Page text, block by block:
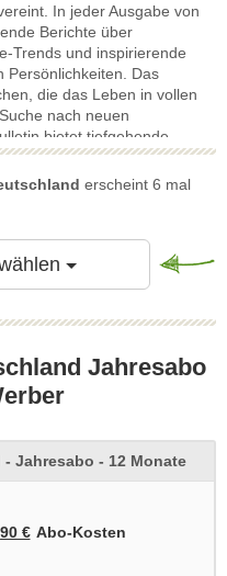
In jeder Ausgabe von
Berichte über
Trends und inspirierende
Persönlichkeiten. Das
die das Leben in vollen
nach neuen
bietet tiefgehende
des Reisens und der
Reportagen,
mit inspirierenden
steht immer der
Erfahrungen im Vordergrund.
regelmäßigen Zugang zu
begleitet seine Leser
Bulletin ist ideal für alle, die
Ausgabe und können
entdecken, die das
Leseerlebnisse sorgen.
erscheint 6 mal
Toggle
Jahresabo
Jahresabo - 12 Monate
€ Abo‑Kosten